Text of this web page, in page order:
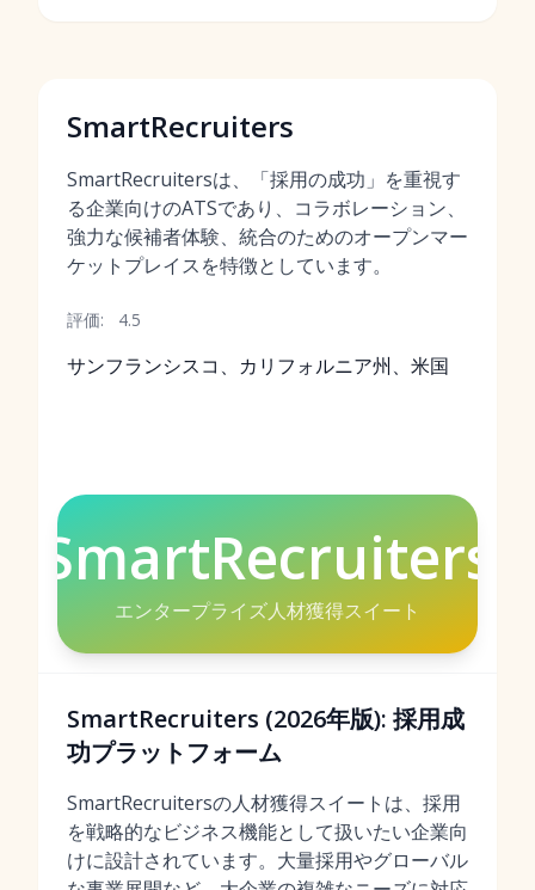
SmartRecruiters
SmartRecruitersは、「採用の成功」を重視す
る企業向けのATSであり、コラボレーション、
強力な候補者体験、統合のためのオープンマー
ケットプレイスを特徴としています。
評価: 4.5
サンフランシスコ、カリフォルニア州、米国
SmartRecruiters
エンタープライズ人材獲得スイート
SmartRecruiters (2026年版): 採用成
功プラットフォーム
SmartRecruitersの人材獲得スイートは、採用
を戦略的なビジネス機能として扱いたい企業向
けに設計されています。大量採用やグローバル